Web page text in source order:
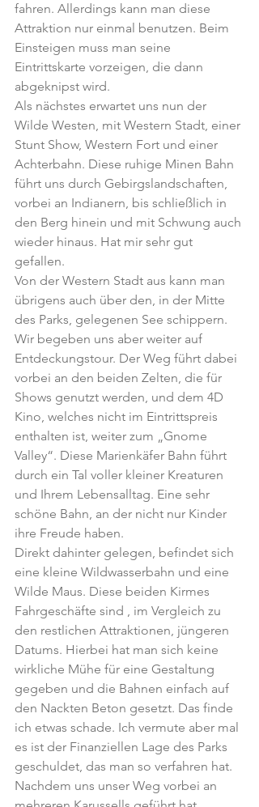
fahren. Allerdings kann man diese
Attraktion nur einmal benutzen. Beim
Einsteigen muss man seine
Eintrittskarte vorzeigen, die dann
abgeknipst wird.
Als nächstes erwartet uns nun der
Wilde Westen, mit Western Stadt, einer
Stunt Show, Western Fort und einer
Achterbahn. Diese ruhige Minen Bahn
führt uns durch Gebirgslandschaften,
vorbei an Indianern, bis schließlich in
den Berg hinein und mit Schwung auch
wieder hinaus. Hat mir sehr gut
gefallen.
Von der Western Stadt aus kann man
übrigens auch über den, in der Mitte
des Parks, gelegenen See schippern.
Wir begeben uns aber weiter auf
Entdeckungstour. Der Weg führt dabei
vorbei an den beiden Zelten, die für
Shows genutzt werden, und dem 4D
Kino, welches nicht im Eintrittspreis
enthalten ist, weiter zum „Gnome
Valley“. Diese Marienkäfer Bahn führt
durch ein Tal voller kleiner Kreaturen
und Ihrem Lebensalltag. Eine sehr
schöne Bahn, an der nicht nur Kinder
ihre Freude haben.
Direkt dahinter gelegen, befindet sich
eine kleine Wildwasserbahn und eine
Wilde Maus. Diese beiden Kirmes
Fahrgeschäfte sind , im Vergleich zu
den restlichen Attraktionen, jüngeren
Datums. Hierbei hat man sich keine
wirkliche Mühe für eine Gestaltung
gegeben und die Bahnen einfach auf
den Nackten Beton gesetzt. Das finde
ich etwas schade. Ich vermute aber mal
es ist der Finanziellen Lage des Parks
geschuldet, das man so verfahren hat.
Nachdem uns unser Weg vorbei an